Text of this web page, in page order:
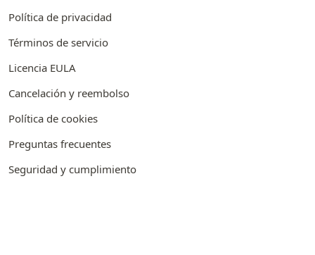
Política de privacidad
Términos de servicio
Licencia EULA
Cancelación y reembolso
Política de cookies
Preguntas frecuentes
Seguridad y cumplimiento